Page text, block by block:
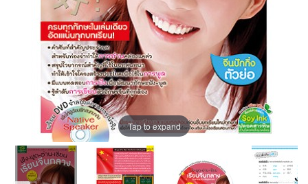
Tap to expand